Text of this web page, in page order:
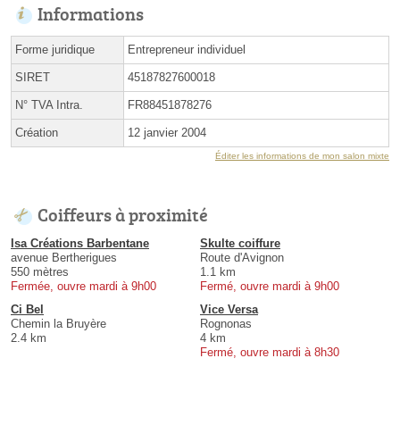
Informations
Forme juridique Entrepreneur individuel
SIRET 45187827600018
N° TVA Intra. FR88451878276
Création 12 janvier 2004
Éditer les informations de mon salon mixte
Coiffeurs à proximité
Isa Créations Barbentane
avenue Bertherigues
550 mètres
Fermée, ouvre mardi à 9h00
Skulte coiffure
Route d'Avignon
1.1 km
Fermé, ouvre mardi à 9h00
Ci Bel
Chemin la Bruyère
2.4 km
Vice Versa
Rognonas
4 km
Fermé, ouvre mardi à 8h30